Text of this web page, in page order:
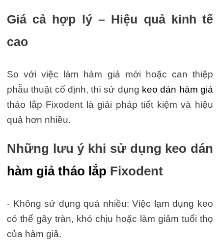
Giá cả hợp lý – Hiệu quả kinh tế
cao
So với việc làm hàm giả mới hoặc can thiệp
phẫu thuật cố định, thì sử dụng keo dán hàm giả
tháo lắp Fixodent là giải pháp tiết kiệm và hiệu
quả hơn nhiều.
Những lưu ý khi sử dụng keo dán
hàm giả tháo lắp Fixodent
- Không sử dụng quá nhiều: Việc lạm dụng keo
có thể gây tràn, khó chịu hoặc làm giảm tuổi thọ
của hàm giả.